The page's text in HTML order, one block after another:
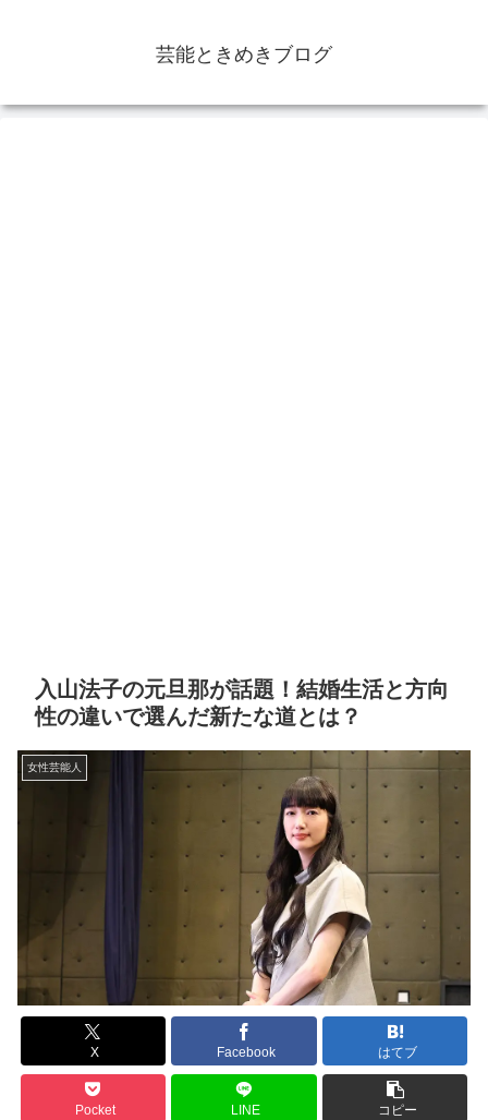
芸能ときめきブログ
入山法子の元旦那が話題！結婚生活と方向
性の違いで選んだ新たな道とは？
女性芸能人
X Facebook はてブ
Pocket LINE コピー